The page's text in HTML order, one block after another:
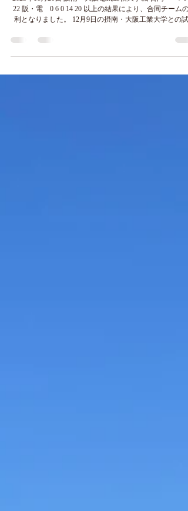
試合結果報告
2023年11月26日 阪南・大阪電気通信大学戦 合同 7 0 7 8
利となりました。 12月9日の摂南・大阪工業大学との試
も応援のほど、よろしくお願いいたします。